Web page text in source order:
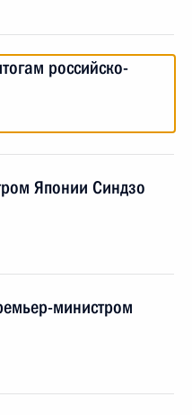
российско-
Японии Синдзо
министром